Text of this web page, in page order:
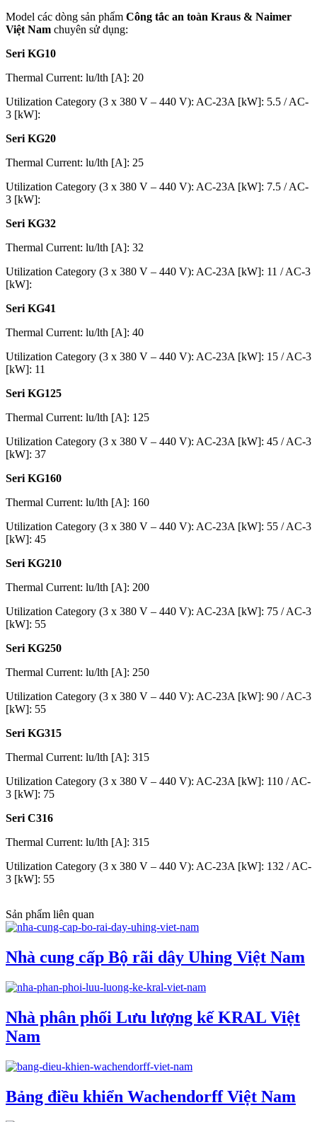
Model các dòng sản phẩm Công tắc an toàn Kraus & Naimer
Việt Nam chuyên sử dụng:
Seri KG10
Thermal Current: lu/lth [A]: 20
Utilization Category (3 x 380 V – 440 V): AC-23A [kW]: 5.5 / AC-
3 [kW]:
Seri KG20
Thermal Current: lu/lth [A]: 25
Utilization Category (3 x 380 V – 440 V): AC-23A [kW]: 7.5 / AC-
3 [kW]:
Seri KG32
Thermal Current: lu/lth [A]: 32
Utilization Category (3 x 380 V – 440 V): AC-23A [kW]: 11 / AC-3
[kW]:
Seri KG41
Thermal Current: lu/lth [A]: 40
Utilization Category (3 x 380 V – 440 V): AC-23A [kW]: 15 / AC-3
[kW]: 11
Seri KG125
Thermal Current: lu/lth [A]: 125
Utilization Category (3 x 380 V – 440 V): AC-23A [kW]: 45 / AC-3
[kW]: 37
Seri KG160
Thermal Current: lu/lth [A]: 160
Utilization Category (3 x 380 V – 440 V): AC-23A [kW]: 55 / AC-3
[kW]: 45
Seri KG210
Thermal Current: lu/lth [A]: 200
Utilization Category (3 x 380 V – 440 V): AC-23A [kW]: 75 / AC-3
[kW]: 55
Seri KG250
Thermal Current: lu/lth [A]: 250
Utilization Category (3 x 380 V – 440 V): AC-23A [kW]: 90 / AC-3
[kW]: 55
Seri KG315
Thermal Current: lu/lth [A]: 315
Utilization Category (3 x 380 V – 440 V): AC-23A [kW]: 110 / AC-
3 [kW]: 75
Seri C316
Thermal Current: lu/lth [A]: 315
Utilization Category (3 x 380 V – 440 V): AC-23A [kW]: 132 / AC-
3 [kW]: 55
Sản phẩm liên quan
Nhà cung cấp Bộ rãi dây Uhing Việt Nam
Nhà phân phối Lưu lượng kế KRAL Việt
Nam
Bảng điều khiển Wachendorff Việt Nam